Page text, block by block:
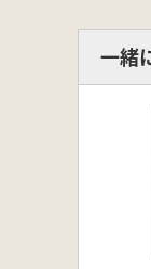
一緒